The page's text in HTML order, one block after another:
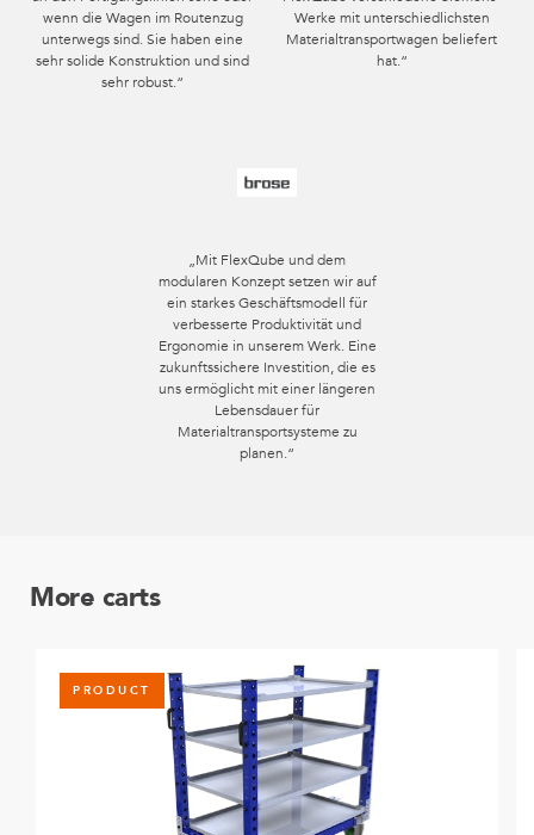
wenn die Wagen im Routenzug
unterwegs sind. Sie haben eine
sehr solide Konstruktion und sind
sehr robust.“
Werke mit unterschiedlichsten
Materialtransportwagen beliefert
hat.“
„Mit FlexQube und dem
modularen Konzept setzen wir auf
ein starkes Geschäftsmodell für
verbesserte Produktivität und
Ergonomie in unserem Werk. Eine
zukunftssichere Investition, die es
uns ermöglicht mit einer längeren
Lebensdauer für
Materialtransportsysteme zu
planen.“
More carts
PRODUCT